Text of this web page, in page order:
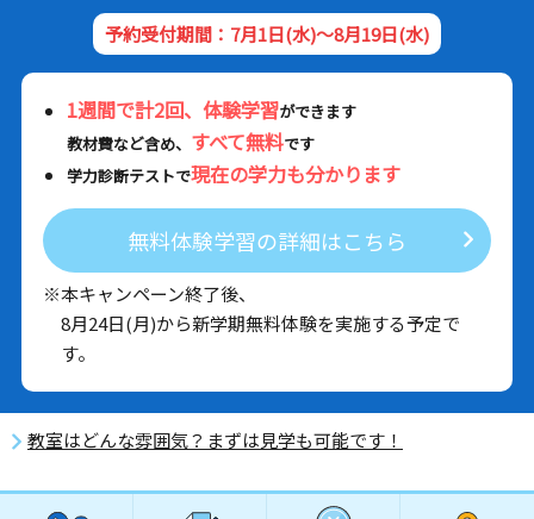
予約受付期間：7月1日(水)～8月19日(水)
1週間で計2回、体験学習ができます
教材費など含め、 すべて無料です
学力診断テストで現在の学力も分かります
無料体験学習の詳細はこちら
※本キャンペーン終了後、
8月24日(月)から新学期無料体験を実施する予定で
す。
教室はどんな雰囲気？まずは見学も可能です！